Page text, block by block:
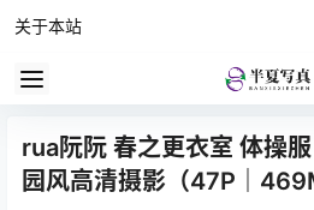
关于本站
rua阮阮 春之更衣室 体操
园风高清摄影（47P｜